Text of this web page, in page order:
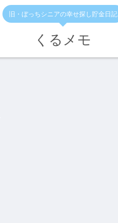
旧・ぼっちシニアの幸せ探し貯金日記
くるメモ